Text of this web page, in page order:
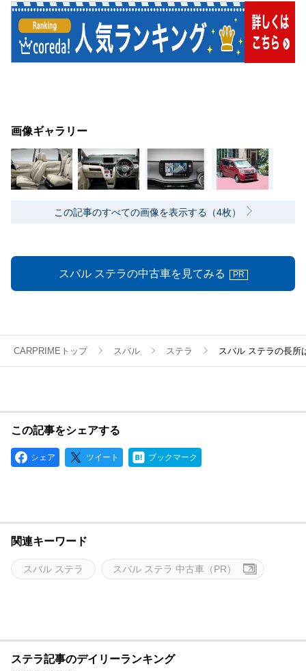
画像ギャラリー
この記事のすべての画像を表示する（4枚）
スバル ステラの中古車を見てみる PR
CARPRIMEトップ スバル ステラ スバル ステラの長所
この記事をシェアする
シェア ツイート ブックマーク
関連キーワード
スバル ステラ スバル ステラ 中古車（PR）
ステラ記事のデイリーランキング